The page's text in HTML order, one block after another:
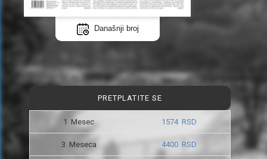
Današnji broj
PRETPLATITE SE
1 Mesec 1574 RSD
3 Meseca 4400 RSD